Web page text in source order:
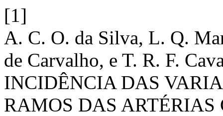
[1]
A. C. O. da Silva, L. Q.
de Carvalho, e T. R. F.
INCIDÊNCIA DAS
RAMOS DAS